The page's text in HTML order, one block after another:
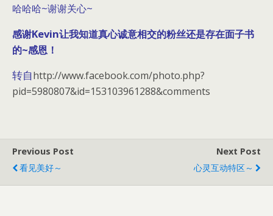
哈哈哈~谢谢关心~
感谢Kevin让我知道真心诚意相交的粉丝还是存在面子书
的~感恩！
转自http://www.facebook.com/photo.php?
pid=5980807&id=153103961288&comments
Previous Post
看见美好～
Next Post
心灵互动特区～